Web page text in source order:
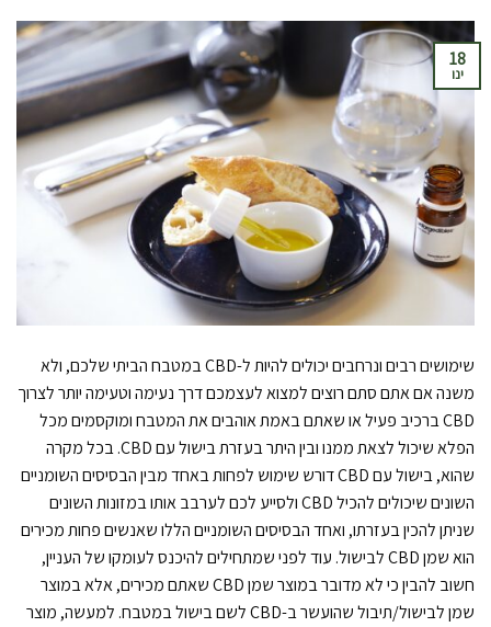
18
ינו
שימושים רבים ונרחבים יכולים להיות ל-CBD במטבח הביתי שלכם, ולא
משנה אם אתם סתם רוצים למצוא לעצמכם דרך נעימה וטעימה יותר לצרוך
CBD ברכיב פעיל או שאתם באמת אוהבים את המטבח ומוקסמים מכל
הפלא שיכול לצאת ממנו ובין היתר בעזרת בישול עם CBD. בכל מקרה
שהוא, בישול עם CBD דורש שימוש לפחות באחד מבין הבסיסים השומניים
השונים שיכולים להכיל CBD ולסייע לכם לערבב אותו במזונות השונים
שניתן להכין בעזרתו, ואחד הבסיסים השומניים הללו שאנשים פחות מכירים
הוא שמן CBD לבישול. עוד לפני שמתחילים להיכנס לעומקו של העניין,
חשוב להבין כי לא מדובר במוצר שמן CBD שאתם מכירים, אלא במוצר
שמן לבישול/תיבול שהועשר ב-CBD לשם בישול במטבח. למעשה, מוצר